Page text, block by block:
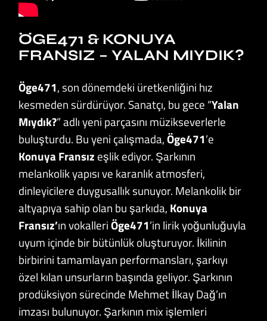
ÖGE471 & KONUYA
FRANSIZ – YALAN MIYDIK?
Öge471, son dönemdeki üretkenliğini hız
kesmeden sürdürüyor. Sanatçı, bu gece “Yalan
Mıydık?” adlı yeni parçasını müzikseverlerle
buluşturdu. Bu yeni çalışmada,Öge471’e
Konuya Fransız eşlik ediyor. Şarkının
melankolik yapısı ve karanlık atmosferi,
dinleyicilere duygusallık sunuyor. Melankolik bir
altyapıya sahip olan bu şarkıda, Konuya
Fransız’ın vokalleriÖge471’in lirik yoğunluğuyla
uyum içinde bir bütünlük oluşturuyor. İkilinin
birbirini tamamlayan performansları, şarkıyı
özel kılan unsurların başında geliyor. Şarkının
prodüksiyon sürecinde Mehmet İlkay Dağ’ın
imzası bulunuyor. Şarkının mix işlemleri